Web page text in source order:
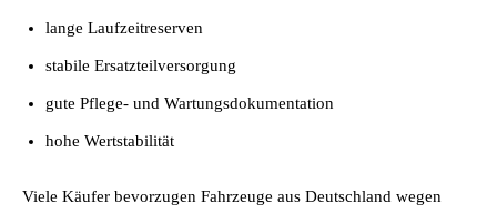
lange Laufzeitreserven
stabile Ersatzteilversorgung
gute Pflege- und Wartungsdokumentation
hohe Wertstabilität
Viele Käufer bevorzugen Fahrzeuge aus Deutschland wegen